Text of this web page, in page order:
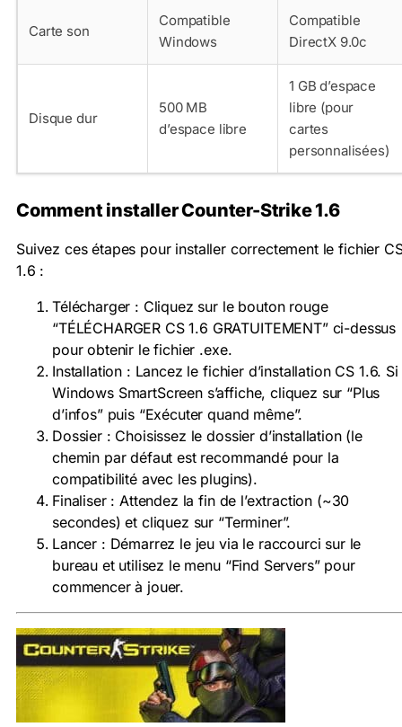
Carte son
Compatible
Windows
Compatible
DirectX 9.0c
Disque dur
500 MB
d’espace libre
1 GB d’espace
libre (pour
cartes
personnalisées)
Comment installer Counter-Strike 1.6
Suivez ces étapes pour installer correctement le fichier
1.6 :
Télécharger : Cliquez sur le bouton rouge
“TÉLÉCHARGER CS 1.6 GRATUITEMENT” ci-dessus
pour obtenir le fichier .exe.
Installation : Lancez le fichier d’installation CS 1.6. Si
Windows SmartScreen s’affiche, cliquez sur “Plus
d’infos” puis “Exécuter quand même”.
Dossier : Choisissez le dossier d’installation (le
chemin par défaut est recommandé pour la
compatibilité avec les plugins).
Finaliser : Attendez la fin de l’extraction (~30
secondes) et cliquez sur “Terminer”.
Lancer : Démarrez le jeu via le raccourci sur le
bureau et utilisez le menu “Find Servers” pour
commencer à jouer.